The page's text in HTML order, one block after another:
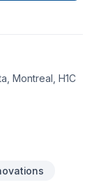
Montreal, H1C